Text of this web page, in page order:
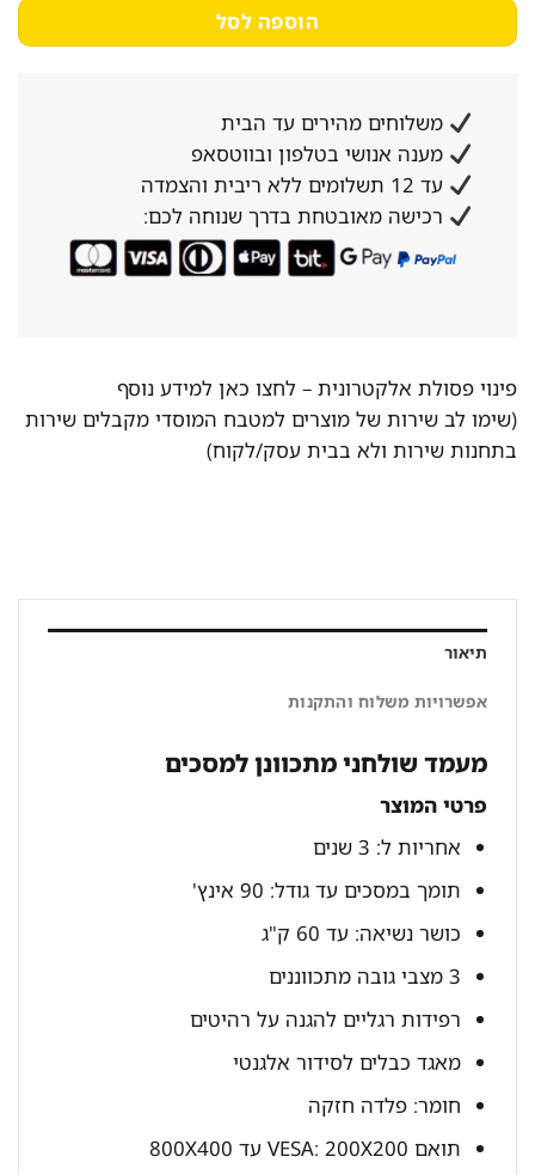
הוספה לסל
משלוחים מהירים עד הבית
מענה אנושי בטלפון ובווטסאפ
עד 12 תשלומים ללא ריבית והצמדה
רכישה מאובטחת בדרך שנוחה לכם:
פינוי פסולת אלקטרונית –לחצו כאן למידע נוסף
(שימו לב שירות של מוצרים למטבח המוסדי מקבלים שירות
בתחנות שירות ולא בבית עסק/לקוח)
תיאור
אפשרויות משלוח והתקנות
מעמד שולחני מתכוונן למסכים
פרטי המוצר
אחריות ל: 3 שנים
תומך במסכים עד גודל: 90 אינץ'
כושר נשיאה: עד 60 ק"ג
3 מצבי גובה מתכווננים
רפידות רגליים להגנה על רהיטים
מאגד כבלים לסידור אלגנטי
חומר: פלדה חזקה
תואם VESA: 200X200 עד 800X400